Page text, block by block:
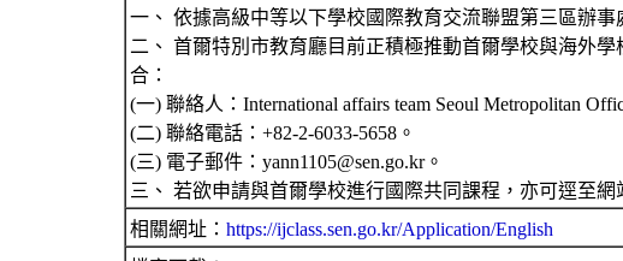
一、 依據高級中等以下學校國際教育交流聯盟第三區辦事
二、 首爾特別市教育廳目前正積極推動首爾學校與海外
合：
(一) 聯絡人：International affairs team Seoul Metropolitan
(二) 聯絡電話：+82-2-6033-5658。
(三) 電子郵件：yann1105@sen.go.kr。
三、 若欲申請與首爾學校進行國際共同課程，亦可逕至網
相關網址： https://ijclass.sen.go.kr/Application/English